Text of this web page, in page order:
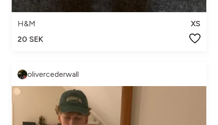
H&M
XS
20 SEK
olivercederwall